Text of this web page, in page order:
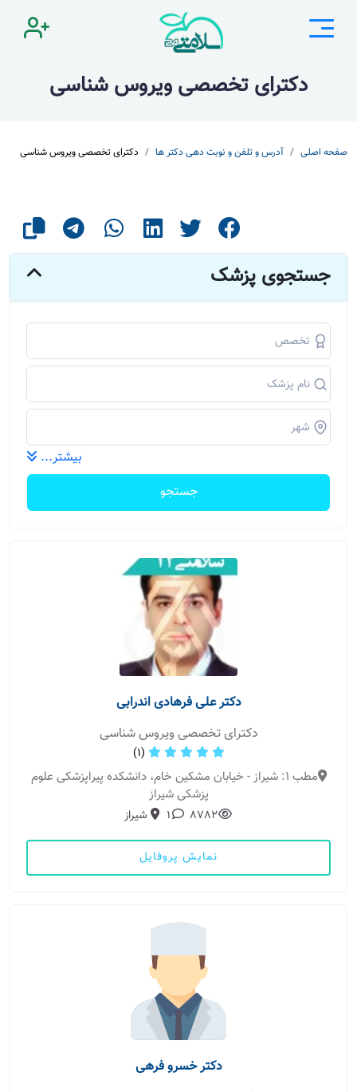
دکترای تخصصی ویروس شناسی
صفحه اصلی آدرس و تلفن و نوبت دهی دکتر ها دکترای تخصصی ویروس شناسی
جستجوی پزشک
بیشتر...
جستجو
دکتر علی فرهادی اندرابی
دکترای تخصصی ویروس شناسی
(1)
مطب 1: شیراز - خیابان مشکین خام، دانشکده پیراپزشکی علوم
پزشکی شیراز
8782
1 شیراز
نمایش پروفایل
دکتر خسرو فرهی